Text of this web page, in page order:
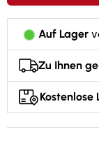
Auf Lager
Zu Ihnen
Kostenlose